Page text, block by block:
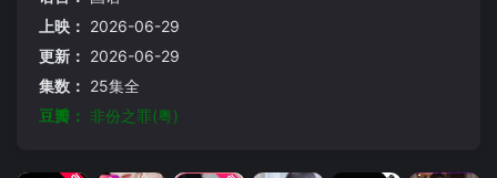
上映： 2026-06-29
更新： 2026-06-29
集数： 25集全
豆瓣： 非份之罪(粤)